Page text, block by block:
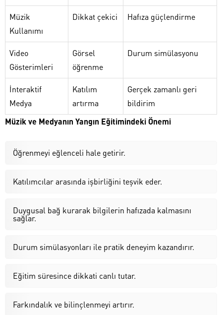
Müzik
Kullanımı
Dikkat çekici Hafıza güçlendirme
Video
Gösterimleri
Görsel
öğrenme
Durum simülasyonu
İnteraktif
Medya
Katılım
artırma
Gerçek zamanlı geri
bildirim
Müzik ve Medyanın Yangın Eğitimindeki Önemi
Öğrenmeyi eğlenceli hale getirir.
Katılımcılar arasında işbirliğini teşvik eder.
Duygusal bağ kurarak bilgilerin hafızada kalmasını
sağlar.
Durum simülasyonları ile pratik deneyim kazandırır.
Eğitim süresince dikkati canlı tutar.
Farkındalık ve bilinçlenmeyi artırır.